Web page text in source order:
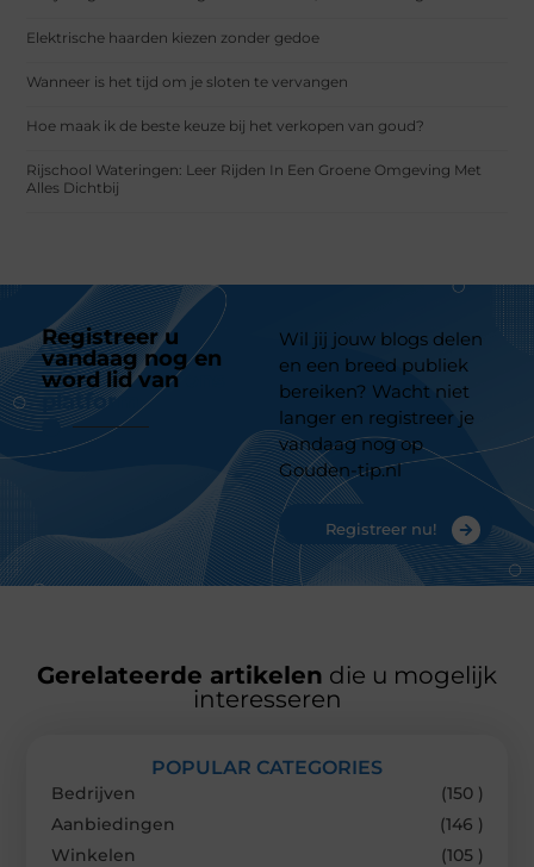
Elektrische haarden kiezen zonder gedoe
Wanneer is het tijd om je sloten te vervangen
Hoe maak ik de beste keuze bij het verkopen van goud?
Rijschool Wateringen: Leer Rijden In Een Groene Omgeving Met
Alles Dichtbij
Registreer u
vandaag nog en
word lid van
platform
Wil jij jouw blogs delen
en een breed publiek
bereiken? Wacht niet
langer en registreer je
vandaag nog op
Gouden-tip.nl
Registreer nu!
Gerelateerde artikelen die u mogelijk
interesseren
POPULAR CATEGORIES
Bedrijven
(150 )
Aanbiedingen
(146 )
Winkelen
(105 )